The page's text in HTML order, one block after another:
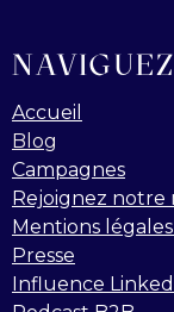
NAVIGUEZ
Accueil
Blog
Campagnes
Rejoignez notre
Mentions
Presse
Influence